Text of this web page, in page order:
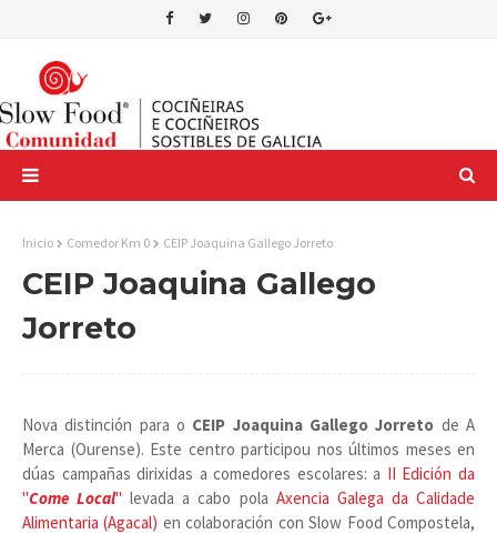
Inicio Comedor Km 0 CEIP Joaquina Gallego Jorreto
CEIP Joaquina Gallego
Jorreto
Nova distinción para o CEIP Joaquina Gallego Jorreto de A
Merca (Ourense). Este centro participou nos últimos meses en
dúas campañas dirixidas a comedores escolares: a II Edición da
"Come Local" levada a cabo pola Axencia Galega da Calidade
Alimentaria (Agacal) en colaboración con Slow Food Compostela,